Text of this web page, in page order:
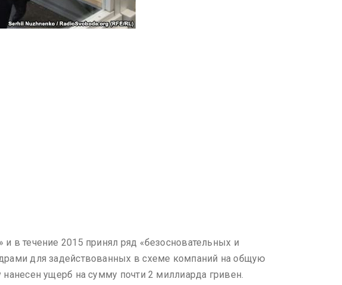
в течение 2015 принял ряд «безосновательных и
для задействованных в схеме компаний на общую
ущерб на сумму почти 2 миллиарда гривен.